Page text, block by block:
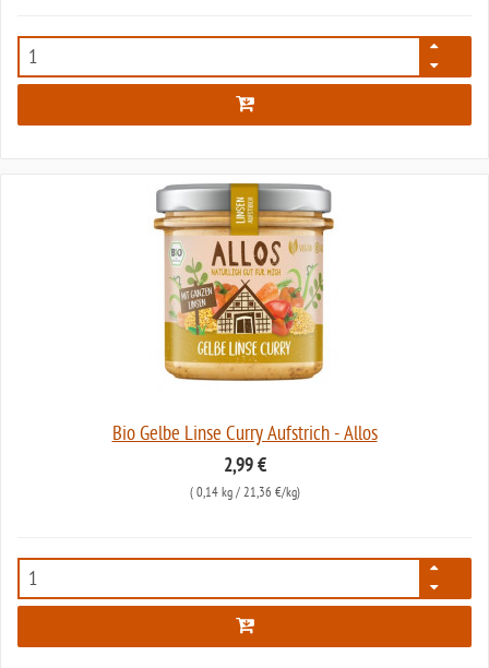
3085
Bio Gelbe Linse Curry Aufstrich - Allos
2,99 €
( 0,14 kg/ 21,36 €/kg)
4329